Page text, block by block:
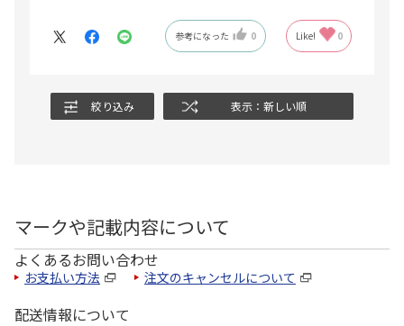
参考になった 0 Like! 0
絞り込み 表示：新しい順
マークや記載内容について
よくあるお問い合わせ
お支払い方法 注文のキャンセルについて
配送情報について